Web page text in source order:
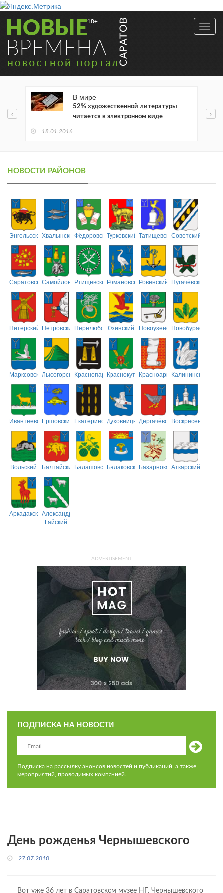
В мире
52% художественной литературы
читается в электронном виде
18.01.2016
НОВОСТИ РАЙОНОВ
ЭнгельсскийХвалынскийФёдоровскийТурковский ТатищевскийСоветский
СаратовскийСамойловскийРтищевскийРомановскийРовенский Пугачёвский
Питерский ПетровскийПерелюбскийОзинский НовоузенскийНовобурасский
МарксовскийЛысогорскийКраснопартизанский
КраснокутскийКрасноармейский
Калининский
ИвантеевскийЕршовский ЕкатериновскийДуховницкийДергачёвскийВоскресенский
Вольский БалтайскийБалашовскийБалаковскийБазарнокарабулакский
Аткарский
АркадакскийАлександрово-
Гайский
ADVERTISEMENT
ПОДПИСКА НА НОВОСТИ
Подписка на рассылку анонсов новостей и публикаций, а также
мероприятий, проводимых компанией.
День рожденья Чернышевского
27.07.2010
Вот уже 36 лет в Саратовском музее НГ. Чернышевского